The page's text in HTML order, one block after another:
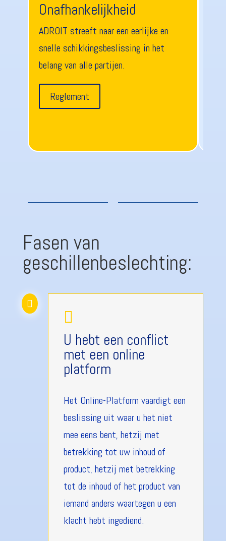
Onafhankelijkheid
ADROIT streeft naar een eerlijke en
snelle schikkingsbeslissing in het
belang van alle partijen.
Reglement
Fasen van
geschillenbeslechting:

U hebt een conflict
met een online
platform
Het Online-Platform vaardigt een
beslissing uit waar u het niet
mee eens bent, hetzij met
betrekking tot uw inhoud of
product, hetzij met betrekking
tot de inhoud of het product van
iemand anders waartegen u een
klacht hebt ingediend.
